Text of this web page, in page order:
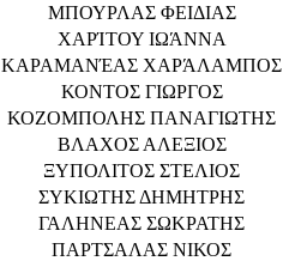
ΜΠΟΥΡΛΑΣ ΦΕΙΔΙΑΣ
ΧΑΡΊΤΟΥ ΙΩΆΝΝΑ
ΚΑΡΑΜΑΝΈΑΣ ΧΑΡΆΛΑΜΠΟΣ
ΚΟΝΤΟΣ ΓΙΩΡΓΟΣ
ΚΟΖΟΜΠΟΛΗΣ ΠΑΝΑΓΙΩΤΗΣ
ΒΛΑΧΟΣ ΑΛΕΞΙΟΣ
ΞΥΠΟΛΙΤΟΣ ΣΤΕΛΙΟΣ
ΣΥΚΙΩΤΗΣ ΔΗΜΗΤΡΗΣ
ΓΑΛΗΝΕΑΣ ΣΩΚΡΑΤΗΣ
ΠΑΡΤΣΑΛΑΣ ΝΙΚΟΣ